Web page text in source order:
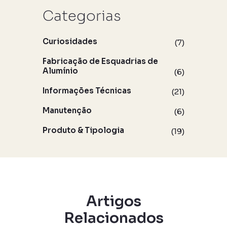
Categorias
Curiosidades
(7)
Fabricação de Esquadrias de
Alumínio
(6)
Informações Técnicas
(21)
Manutenção
(6)
Produto & Tipologia
(19)
Artigos
Relacionados